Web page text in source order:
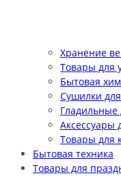
Хранение
Товары для
Бытовая
Сушилки
Гладильные
Аксессуары
Товары для
Бытовая техника
Товары для